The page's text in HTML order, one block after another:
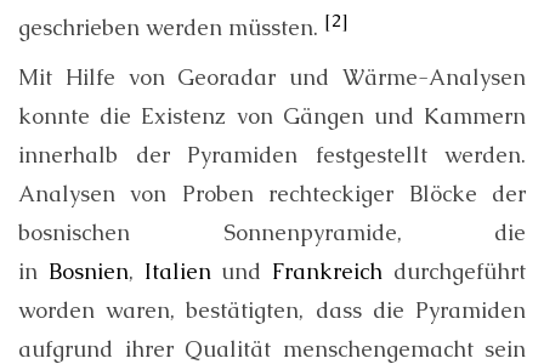
geschrieben werden müssten. [2]
Mit Hilfe von Georadar und Wärme-Analysen
konnte die Existenz von Gängen und Kammern
innerhalb der Pyramiden festgestellt werden.
Analysen von Proben rechteckiger Blöcke der
bosnischen Sonnenpyramide, die
in Bosnien, Italienund Frankreich durchgeführt
worden waren, bestätigten, dass die Pyramiden
aufgrund ihrer Qualität menschengemacht sein